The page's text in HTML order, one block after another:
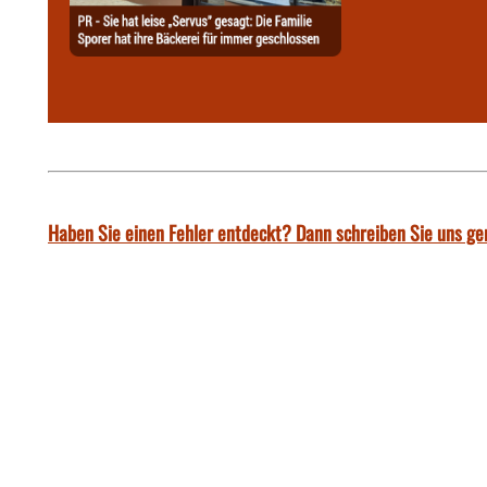
Haben Sie einen Fehler entdeckt? Dann schreiben Sie uns